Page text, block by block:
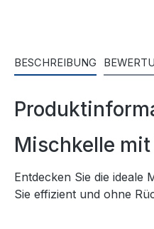
BESCHREIBUNG
Mischkelle
Entdecken Sie die
Sie effizient und ohne